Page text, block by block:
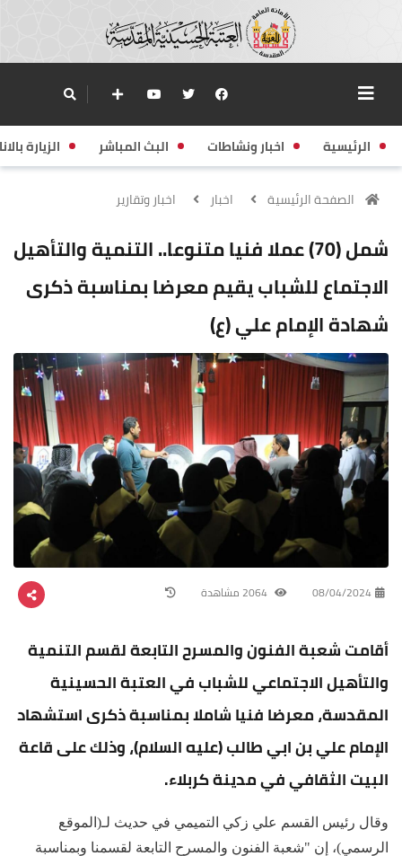
الرئيسية اخبار ونشاطات البث المباشر الزيارة
الصفحة الرئيسية اخبار اخبار وتقارير
شمل (70) عملا فنيا متنوعا.. التنمية والتأهيل
الاجتماع للشباب يقيم معرضا بمناسبة ذكرى
شهادة الإمام علي (ع)
08/04/2024
أقامت شعبة الفنون والمسرح التابعة لقسم التنمية
والتأهيل الاجتماعي للشباب في العتبة الحسينية
المقدسة، معرضا فنيا شاملا بمناسبة ذكرى استشهاد
الإمام علي بن ابي طالب (عليه السلام)، وذلك على قاعة
البيت الثقافي في مدينة كربلاء.
وقال رئيس القسم علي زكي التميمي في حديث لـ(الموقع
الرسمي)، إن "شعبة الفنون والمسرح التابعة لقسمنا وبمناسبة